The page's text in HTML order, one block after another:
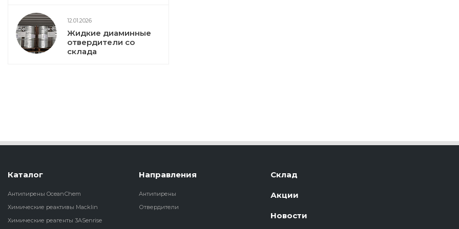
12.01.2026
Жидкие диаминные
отвердители со
склада
Каталог
Антипирены OceanСhem
Химические реактивы Macklin
Химические реагенты 3ASenrise
Направления
Антипирены
Отвердители
Склад
Акции
Новости